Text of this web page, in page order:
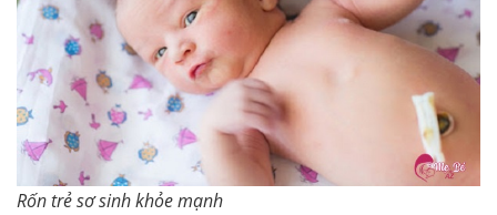
Rốn trẻ sơ sinh khỏe mạnh